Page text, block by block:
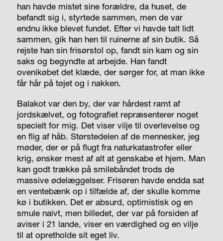
han havde mistet sine forældre, da huset, de
befandt sig i, styrtede sammen, men de var
endnu ikke blevet fundet. Efter vi havde talt lidt
sammen, gik han hen til ruinerne af sin butik. Så
rejste han sin frisørstol op, fandt sin kam og sin
saks og begyndte at arbejde. Han fandt
ovenikøbet det klæde, der sørger for, at man ikke
får hår på tøjet og i nakken.
Balakot var den by, der var hårdest ramt af
jordskælvet, og fotografiet repræsenterer noget
specielt for mig. Det viser vilje til overlevelse og
en flig af håb. Størstedelen af de mennesker, jeg
møder, der er på flugt fra naturkatastrofer eller
krig, ønsker mest af alt at genskabe et hjem. Man
kan godt trække på smilebåndet trods de
massive ødelæggelser. Frisøren havde endda sat
en ventebænk op i tilfælde af, der skulle komme
kø i butikken. Det er absurd, optimistisk og en
smule naivt, men billedet, der var på forsiden af
aviser i 21 lande, viser en værdighed og en vilje
til at opretholde sit eget liv.